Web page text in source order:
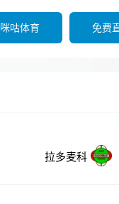
咪咕体育 免费
拉多麦科